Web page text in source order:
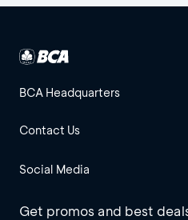
BCA Headquarters
Contact Us
Social Media
Get promos and best